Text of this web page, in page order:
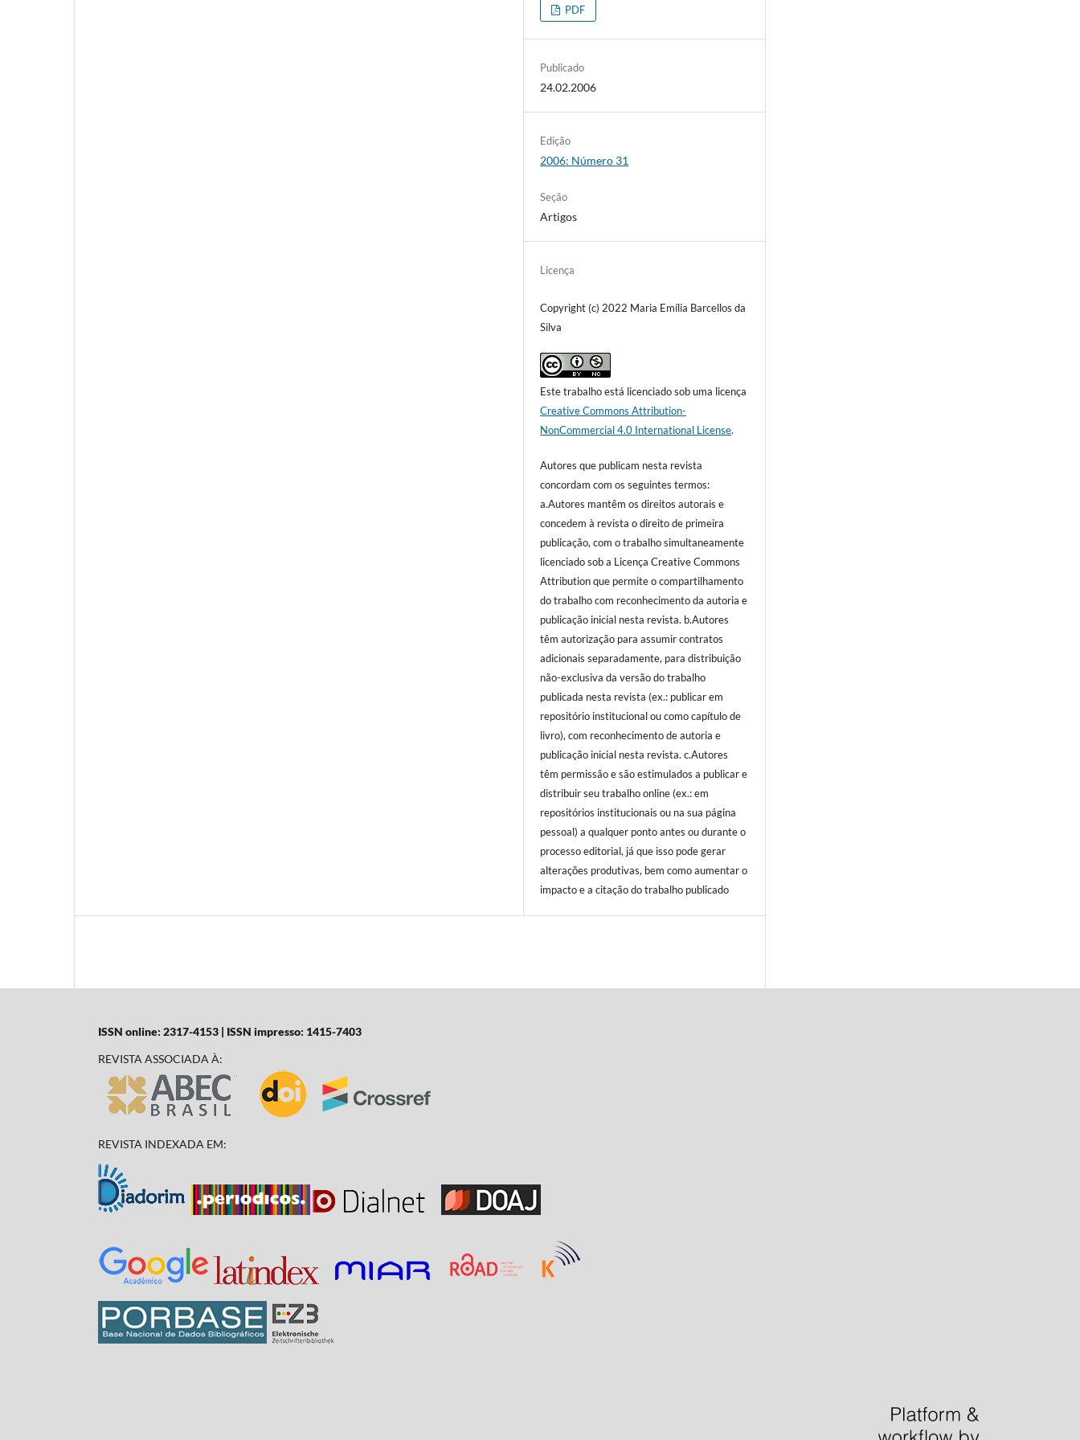
PDF
Publicado
24.02.2006
Edição
2006: Número 31
Seção
Artigos
Licença
Copyright (c) 2022 Maria Emília Barcellos da
Silva
Este trabalho está licenciado sob uma licença
Creative Commons Attribution-
NonCommercial 4.0 International License.
Autores que publicam nesta revista
concordam com os seguintes termos:
a.Autores mantêm os direitos autorais e
concedem à revista o direito de primeira
publicação, com o trabalho simultaneamente
licenciado sob a Licença Creative Commons
Attribution que permite o compartilhamento
do trabalho com reconhecimento da autoria e
publicação inicial nesta revista. b.Autores
têm autorização para assumir contratos
adicionais separadamente, para distribuição
não-exclusiva da versão do trabalho
publicada nesta revista (ex.: publicar em
repositório institucional ou como capítulo de
livro), com reconhecimento de autoria e
publicação inicial nesta revista. c.Autores
têm permissão e são estimulados a publicar e
distribuir seu trabalho online (ex.: em
repositórios institucionais ou na sua página
pessoal) a qualquer ponto antes ou durante o
processo editorial, já que isso pode gerar
alterações produtivas, bem como aumentar o
impacto e a citação do trabalho publicado
ISSN online: 2317-4153 | ISSN impresso: 1415-7403
REVISTA ASSOCIADA À:
REVISTA INDEXADA EM: